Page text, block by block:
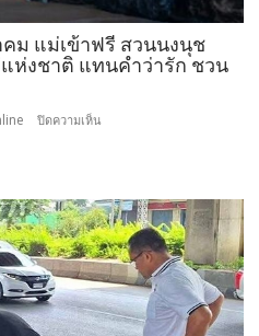
รู้
เยาวชน
จัดการ
คม แม่เข้าฟรี สวนนงนุช
ห่งชาติ แทนคำว่ารัก ชวน
ปิดความเห็น
ครั้ง
เดียว!
12
สิงหาคม
แม่